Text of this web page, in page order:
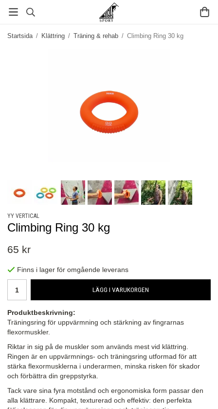
Startsida / Klättring / Träning & rehab / Climbing Ring 30 kg
YY VERTICAL
Climbing Ring 30 kg
65 kr
Finns i lager för omgående leverans
LÄGG I VARUKORGEN
Produktbeskrivning:
Träningsring för uppvärmning och stärkning av fingrarnas
flexormuskler.
Riktar in sig på de muskler som används mest vid klättring.
Ringen är en uppvärmnings- och träningsring utformad för att
stärka flexormusklerna i underarmen, minska risken för skador
och förbättra din greppstyrka.
Tack vare sina fyra motstånd och ergonomiska form passar den
alla klättrare. Kompakt, texturerad och effektiv: den perfekta